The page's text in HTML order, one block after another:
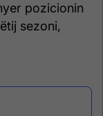
pozicionin
sezoni,